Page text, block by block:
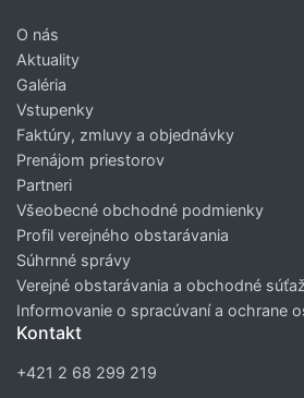
O nás
Aktuality
Galéria
Vstupenky
Faktúry, zmluvy a objednávky
Prenájom priestorov
Partneri
Všeobecné obchodné podmienky
Profil verejného obstarávania
Súhrnné správy
Verejné obstarávania a obchodné
Informovanie o spracúvaní a ochrane
Kontakt
+421 2 68 299 219